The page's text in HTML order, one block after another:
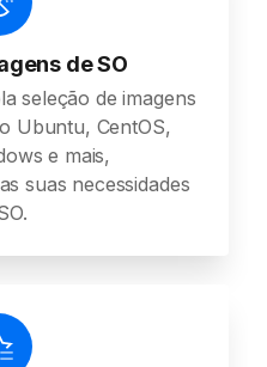
de SO
seleção de imagens
Ubuntu, CentOS,
e mais,
suas necessidades